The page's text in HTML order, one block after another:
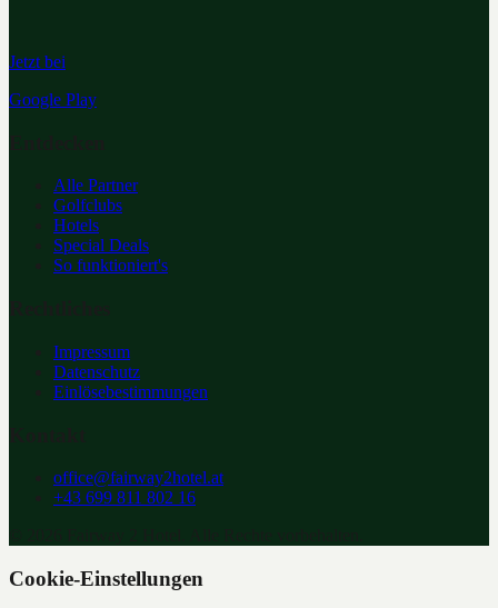
Jetzt bei
Google Play
Alle Partner
Golfclubs
Hotels
Special Deals
So funktioniert's
Impressum
Datenschutz
Einlösebestimmungen
office@fairway2hotel.at
+43 699 811 802 16
Cookie-Einstellungen